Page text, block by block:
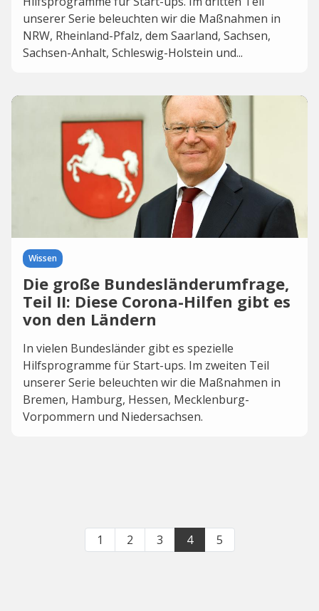
unserer Serie beleuchten wir die Maßnahmen in
NRW, Rheinland-Pfalz, dem Saarland, Sachsen,
Sachsen-Anhalt, Schleswig-Holstein und...
Wissen
Die große Bundesländerumfrage,
Teil II: Diese Corona-Hilfen gibt es
von den Ländern
In vielen Bundesländer gibt es spezielle
Hilfsprogramme für Start-ups. Im zweiten Teil
unserer Serie beleuchten wir die Maßnahmen in
Bremen, Hamburg, Hessen, Mecklenburg-
Vorpommern und Niedersachsen.
1 2 3 4 5